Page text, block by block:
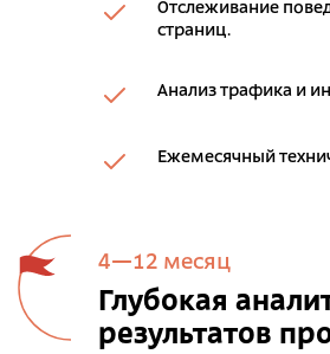
Отслеживание
страниц.
Анализ трафика и
Ежемесячный
4—12 месяц
Глубокая
результатов